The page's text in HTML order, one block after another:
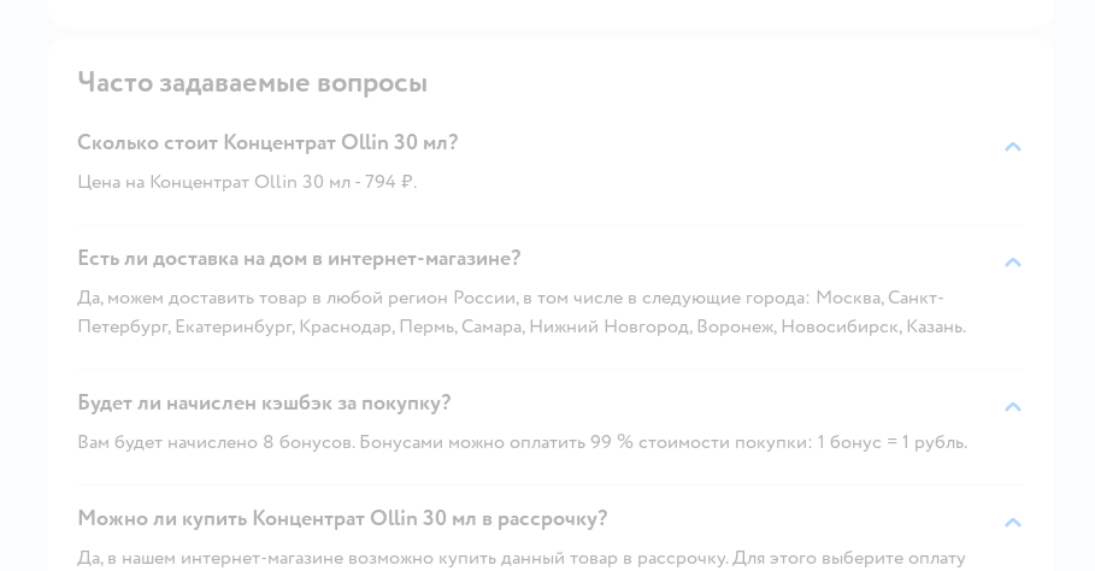
Часто задаваемые вопросы
Сколько стоит Концентрат Ollin 30 мл?
Цена на Концентрат Ollin 30 мл - 794 ₽.
Есть ли доставка на дом в интернет-магазине?
Да, можем доставить товар в любой регион России, в том числе в следующие города: Москва, Санкт-
Петербург, Екатеринбург, Краснодар, Пермь, Самара, Нижний Новгород, Воронеж, Новосибирск, Казань.
Будет ли начислен кэшбэк за покупку?
Вам будет начислено 8 бонусов. Бонусами можно оплатить 99 % стоимости покупки: 1 бонус = 1 рубль.
Можно ли купить Концентрат Ollin 30 мл в рассрочку?
Да, в нашем интернет-магазине возможно купить данный товар в рассрочку. Для этого выберите оплату